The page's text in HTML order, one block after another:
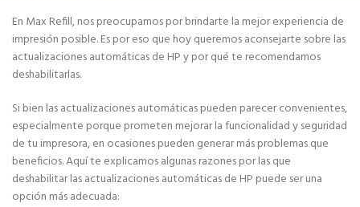
En Max Refill, nos preocupamos por brindarte la mejor experiencia de
impresión posible. Es por eso que hoy queremos aconsejarte sobre las
actualizaciones automáticas de HP y por qué te recomendamos
deshabilitarlas.
Si bien las actualizaciones automáticas pueden parecer convenientes,
especialmente porque prometen mejorar la funcionalidad y seguridad
de tu impresora, en ocasiones pueden generar más problemas que
beneficios. Aquí te explicamos algunas razones por las que
deshabilitar las actualizaciones automáticas de HP puede ser una
opción más adecuada: